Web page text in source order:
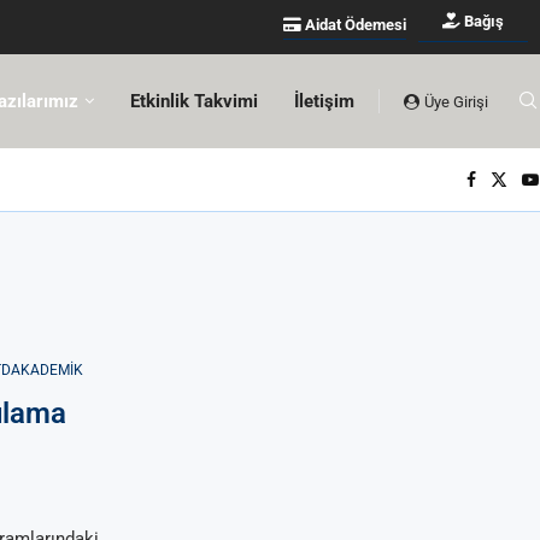
Aidat Ödemesi Bağış
Etkinlik Takvimi İletişim Üye Girişi